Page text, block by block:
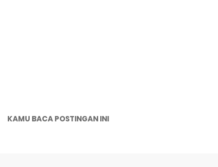
KAMU BACA POSTINGAN INI